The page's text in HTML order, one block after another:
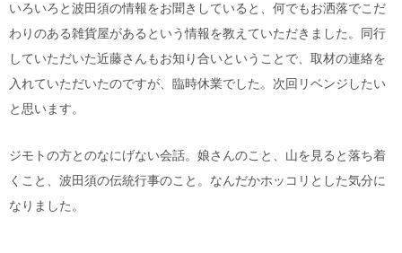
いろいろと波田須の情報をお聞きしていると、何でもお洒落でこだ
わりのある雑貨屋があるという情報を教えていただきました。同行
していただいた近藤さんもお知り合いということで、取材の連絡を
入れていただいたのですが、臨時休業でした。次回リベンジしたい
と思います。
ジモトの方とのなにげない会話。娘さんのこと、山を見ると落ち着
くこと、波田須の伝統行事のこと。なんだかホッコリとした気分に
なりました。